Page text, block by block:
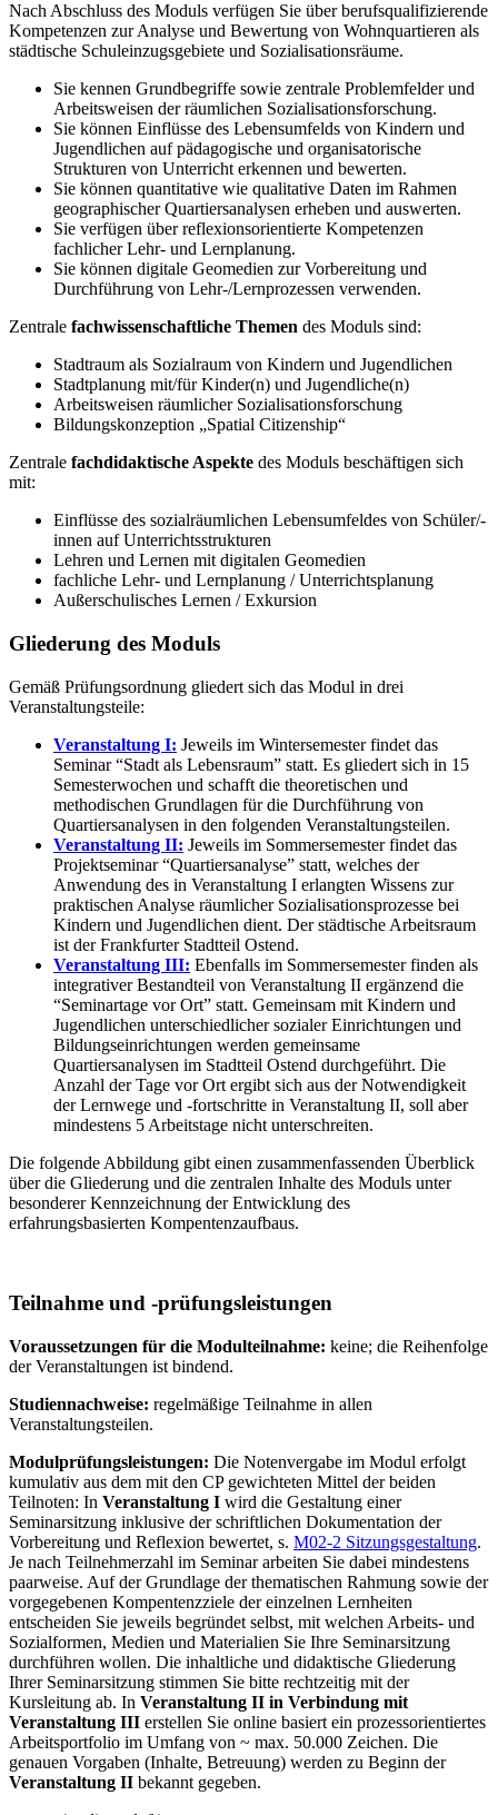
Nach Abschluss des Moduls verfügen Sie über berufsqualifizierende
Kompetenzen zur Analyse und Bewertung von Wohnquartieren als
städtische Schuleinzugsgebiete und Sozialisationsräume.
Sie kennen Grundbegriffe sowie zentrale Problemfelder und
Arbeitsweisen der räumlichen Sozialisationsforschung.
Sie können Einflüsse des Lebensumfelds von Kindern und
Jugendlichen auf pädagogische und organisatorische
Strukturen von Unterricht erkennen und bewerten.
Sie können quantitative wie qualitative Daten im Rahmen
geographischer Quartiersanalysen erheben und auswerten.
Sie verfügen über reflexionsorientierte Kompetenzen
fachlicher Lehr- und Lernplanung.
Sie können digitale Geomedien zur Vorbereitung und
Durchführung von Lehr-/Lernprozessen verwenden.
Zentrale fachwissenschaftliche Themen des Moduls sind:
Stadtraum als Sozialraum von Kindern und Jugendlichen
Stadtplanung mit/für Kinder(n) und Jugendliche(n)
Arbeitsweisen räumlicher Sozialisationsforschung
Bildungskonzeption „Spatial Citizenship“
Zentrale fachdidaktische Aspekte des Moduls beschäftigen sich
mit:
Einflüsse des sozialräumlichen Lebensumfeldes von Schüler/-
innen auf Unterrichtsstrukturen
Lehren und Lernen mit digitalen Geomedien
fachliche Lehr- und Lernplanung / Unterrichtsplanung
Außerschulisches Lernen / Exkursion
Gliederung des Moduls
Gemäß Prüfungsordnung gliedert sich das Modul in drei
Veranstaltungsteile:
Veranstaltung I: Jeweils im Wintersemester findet das
Seminar “Stadt als Lebensraum” statt. Es gliedert sich in 15
Semesterwochen und schafft die theoretischen und
methodischen Grundlagen für die Durchführung von
Quartiersanalysen in den folgenden Veranstaltungsteilen.
Veranstaltung II: Jeweils im Sommersemester findet das
Projektseminar “Quartiersanalyse” statt, welches der
Anwendung des in Veranstaltung I erlangten Wissens zur
praktischen Analyse räumlicher Sozialisationsprozesse bei
Kindern und Jugendlichen dient. Der städtische Arbeitsraum
ist der Frankfurter Stadtteil Ostend.
Veranstaltung III: Ebenfalls im Sommersemester finden als
integrativer Bestandteil von Veranstaltung II ergänzend die
“Seminartage vor Ort” statt. Gemeinsam mit Kindern und
Jugendlichen unterschiedlicher sozialer Einrichtungen und
Bildungseinrichtungen werden gemeinsame
Quartiersanalysen im Stadtteil Ostend durchgeführt. Die
Anzahl der Tage vor Ort ergibt sich aus der Notwendigkeit
der Lernwege und -fortschritte in Veranstaltung II, soll aber
mindestens 5 Arbeitstage nicht unterschreiten.
Die folgende Abbildung gibt einen zusammenfassenden Überblick
über die Gliederung und die zentralen Inhalte des Moduls unter
besonderer Kennzeichnung der Entwicklung des
erfahrungsbasierten Kompentenzaufbaus.
Teilnahme und -prüfungsleistungen
Voraussetzungen für die Modulteilnahme: keine; die Reihenfolge
der Veranstaltungen ist bindend.
Studiennachweise: regelmäßige Teilnahme in allen
Veranstaltungsteilen.
Modulprüfungsleistungen: Die Notenvergabe im Modul erfolgt
kumulativ aus dem mit den CP gewichteten Mittel der beiden
Teilnoten: In Veranstaltung I wird die Gestaltung einer
Seminarsitzung inklusive der schriftlichen Dokumentation der
Vorbereitung und Reflexion bewertet, s. M02-2 Sitzungsgestaltung.
Je nach Teilnehmerzahl im Seminar arbeiten Sie dabei mindestens
paarweise. Auf der Grundlage der thematischen Rahmung sowie der
vorgegebenen Kompentenzziele der einzelnen Lernheiten
entscheiden Sie jeweils begründet selbst, mit welchen Arbeits- und
Sozialformen, Medien und Materialien Sie Ihre Seminarsitzung
durchführen wollen. Die inhaltliche und didaktische Gliederung
Ihrer Seminarsitzung stimmen Sie bitte rechtzeitig mit der
Kursleitung ab. In Veranstaltung II in Verbindung mit
Veranstaltung III erstellen Sie online basiert ein prozessorientiertes
Arbeitsportfolio im Umfang von ~ max. 50.000 Zeichen. Die
genauen Vorgaben (Inhalte, Betreuung) werden zu Beginn der
Veranstaltung II bekannt gegeben.